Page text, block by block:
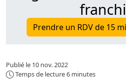
Prendre un RDV de 15
Publié le 10 nov. 2022
Temps de lecture 6 minutes